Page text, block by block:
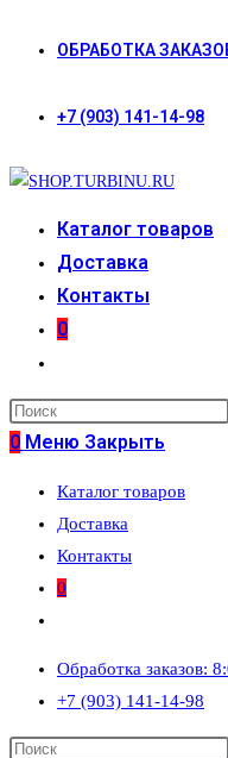
ОБРАБОТКА
+7 (903) 141-14-98
Каталог товаров
Доставка
Контакты
0
поиск
по
сайту
0 Меню Закрыть
Каталог товаров
Доставка
Контакты
0
по
веб-
сайту
Обработка заказов:
+7 (903) 141-14-98